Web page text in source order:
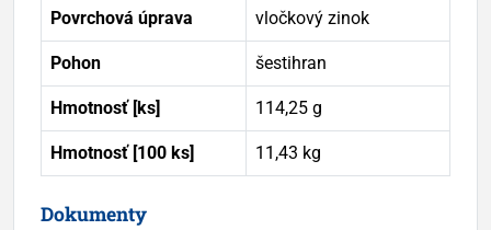
Povrchová úprava vločkový zinok
Pohon šestihran
Hmotnosť [ks] 114,25 g
Hmotnosť [100 ks] 11,43 kg
Dokumenty